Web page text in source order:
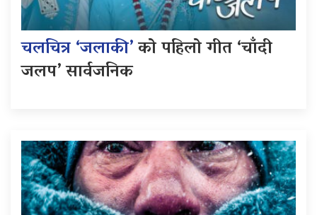
चलचित्र ‘जलाकी’को पहिलो गीत ‘चाँदी
जलप’ सार्वजनिक